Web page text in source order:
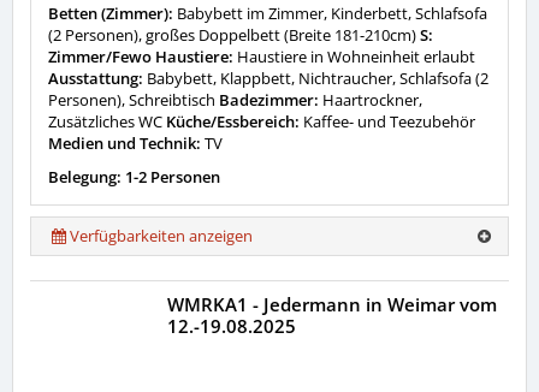
Betten (Zimmer): Babybett im Zimmer, Kinderbett, Schlafsofa
(2 Personen), großes Doppelbett (Breite 181-210cm)S:
Zimmer/Fewo Haustiere: Haustiere in Wohneinheit erlaubt
Ausstattung: Babybett, Klappbett, Nichtraucher, Schlafsofa (2
Personen), Schreibtisch Badezimmer: Haartrockner,
Zusätzliches WC Küche/Essbereich: Kaffee- und Teezubehör
Medien und Technik: TV
Belegung: 1-2 Personen
Verfügbarkeiten anzeigen
WMRKA1 - Jedermann in Weimar vom
12.-19.08.2025